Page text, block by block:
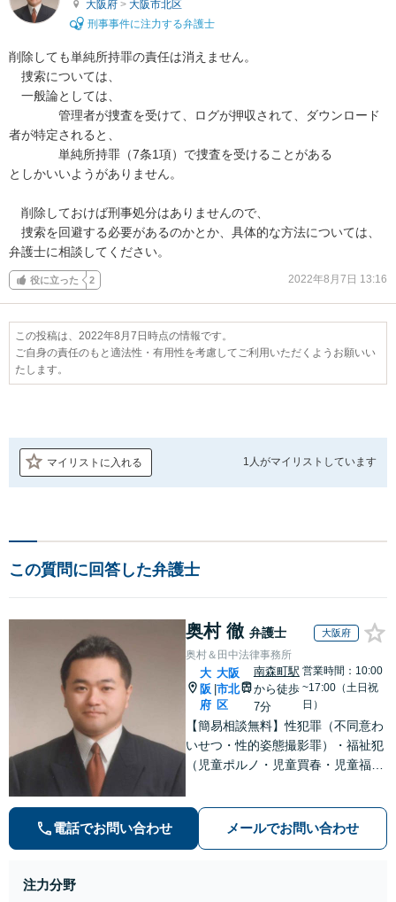
大阪府 > 大阪市北区
刑事事件に注力する弁護士
削除しても単純所持罪の責任は消えません。
捜索については、
一般論としては、
管理者が捜査を受けて、ログが押収されて、ダウンロード
者が特定されると、
単純所持罪（7条1項）で捜査を受けることがある
としかいいようがありません。
削除しておけば刑事処分はありませんので、
捜索を回避する必要があるのかとか、具体的な方法については、
弁護士に相談してください。
役に立った 2 2022年8月7日 13:16
この投稿は、2022年8月7日時点の情報です。
ご自身の責任のもと適法性・有用性を考慮してご利用いただくようお願いい
たします。
マイリストに入れる 1人がマイリストしています
この質問に回答した弁護士
奥村 徹 弁護士 大阪府
奥村＆田中法律事務所
大
阪
府
大阪
市北
区
南森町駅
から徒歩
7分
営業時間：10:00
~17:00（土日祝
日）
【簡易相談無料】性犯罪（不同意わ
いせつ・性的姿態撮影罪）・福祉犯
（児童ポルノ・児童買春・児童福祉
等）に非常に詳しい弁護士です
電話でお問い合わせ メールでお問い合わせ
注力分野